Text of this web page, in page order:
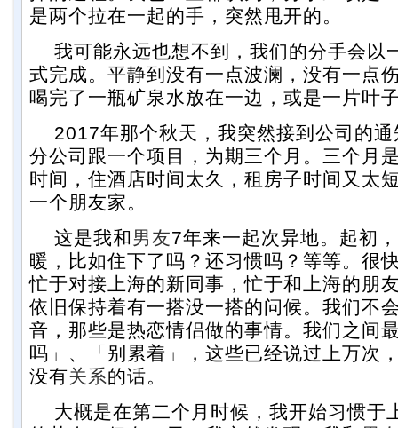
是两个拉在一起的手，突然甩开的。
我可能永远也想不到，我们的分手会以
式完成。平静到没有一点波澜，没有一点
喝完了一瓶矿泉水放在一边，或是一片叶
2017年那个秋天，我突然接到公司的通
分公司跟一个项目，为期三个月。三个月
时间，住酒店时间太久，租房子时间又太
一个朋友家。
这是我和 男友7年来一起次异地。起初
暖，比如住下了吗？还习惯吗？等等。很
忙于对接上海的新同事，忙于和上海的朋
依旧保持着有一搭没一搭的问候。我们不
音，那些是热恋情侣做的事情。我们之间
吗」、「别累着」，这些已经说过上万次
没有关系的话。
大概是在第二个月时候，我开始习惯于